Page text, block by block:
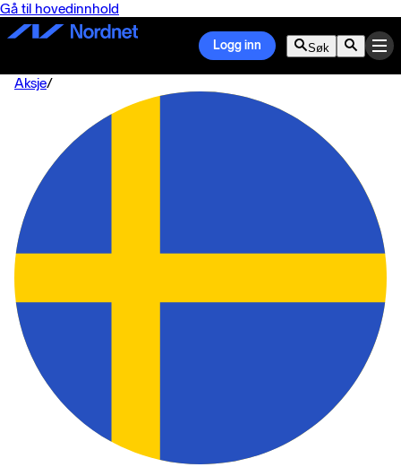
Gå til hovedinnhold
Logg inn Søk
Aksje/